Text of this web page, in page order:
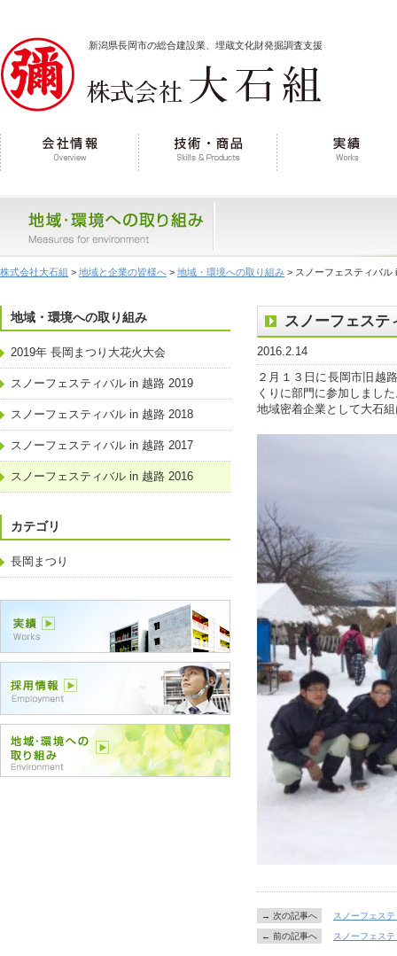
新潟県長岡市の総合建設業、埋蔵文化財発掘調査支援
株式会社大石組 > 地域と企業の皆様へ > 地域・環境への取り組み > スノーフェスティバル
スノーフェステ
2016.2.14
２月１３日に長岡市旧越
くりに部門に参加しまし
地域密着企業として大石
→ 次の記事へ スノーフェス
← 前の記事へ スノーフェス
地域・環境への取り組み
2019年 長岡まつり大花火大会
スノーフェスティバル in 越路 2019
スノーフェスティバル in 越路 2018
スノーフェスティバル in 越路 2017
スノーフェスティバル in 越路 2016
カテゴリ
長岡まつり